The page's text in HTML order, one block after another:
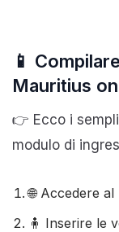
📱
Mauritius
👉 Ecco i
modulo di
🌐 Accedere
🧍 Inserire le